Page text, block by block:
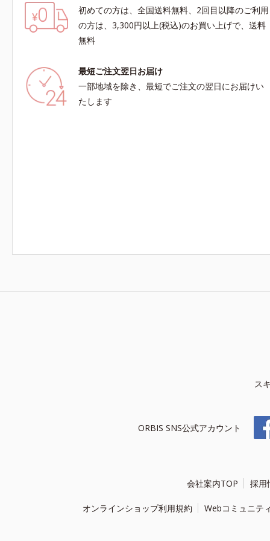
初めての方は、全国送料無料、2回目以降のご利用
の方は、3,300円以上(税込)のお買い上げで、送料
無料
最短ご注文翌日お届け
一部地域を除き、最短でご注文の翌日にお届けい
たします
ス
ORBIS SNS公式アカウント
会社案内TOP 採用
オンラインショップ利用規約 Webコミュニテ